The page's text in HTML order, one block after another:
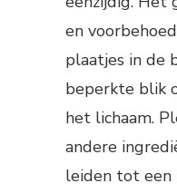
en
plaatjes in de
beperkte blik
het lichaam.
andere
leiden tot een